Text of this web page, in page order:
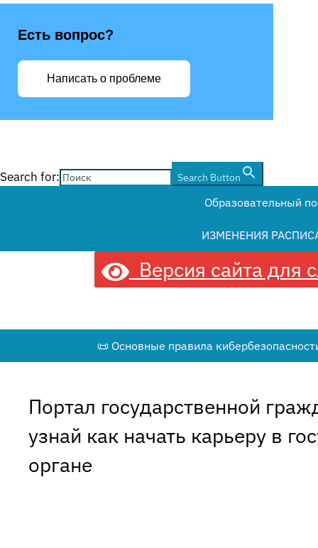
Есть вопрос?
Написать о проблеме
Search for: Search Button
Образовательный
ИЗМЕНЕНИЯ
Версия сайта для
📜 Основные правила
Портал государственной
узнай как начать карьеру в
органе